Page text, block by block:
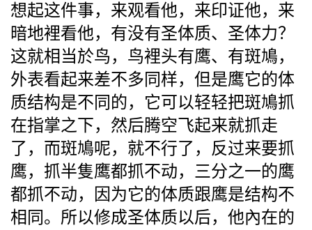
想起这件事，来观看他，来印证他，来
暗地裡看他，有没有圣体质、圣体力？
这就相当於鸟，鸟裡头有鹰、有斑鳩，
外表看起来差不多同样，但是鹰它的体
质结构是不同的，它可以轻轻把斑鳩抓
在指掌之下，然后腾空飞起来就抓走
了，而斑鳩呢，就不行了，反过来要抓
鹰，抓半隻鹰都抓不动，三分之一的鹰
都抓不动，因为它的体质跟鹰是结构不
相同。所以修成圣体质以后，他內在的